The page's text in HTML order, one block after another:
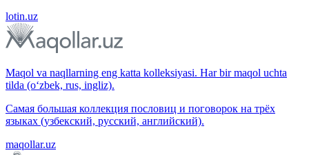
lotin.uz
Maqol va naqllarning eng katta kolleksiyasi. Har bir maqol uchta
tilda (o‘zbek, rus, ingliz).
Самая большая коллекция пословиц и поговорок на трёх
языках (узбекский, русский, английский).
maqollar.uz